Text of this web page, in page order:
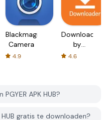
Blackmagic
Camera
4.9
Downloader
by
AFTVnews
4.6
APK HUB?
HUB gratis te downloaden?